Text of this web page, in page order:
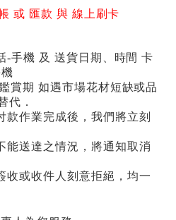
或 匯款 與 線上刷卡
-手機 及 送貨日期、時間 卡
賞期 如遇市場花材短缺或品
代．
款作業完成後，我們將立刻
能送達之情況，將通知取消
收或收件人刻意拒絕，均一